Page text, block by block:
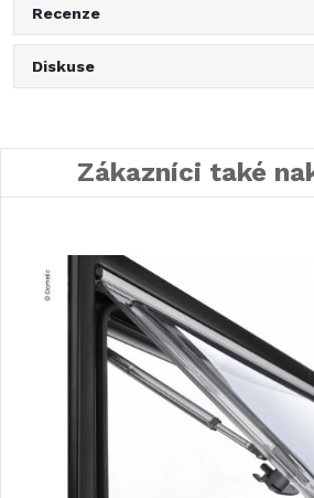
Recenze
Diskuse
Zákazníci také